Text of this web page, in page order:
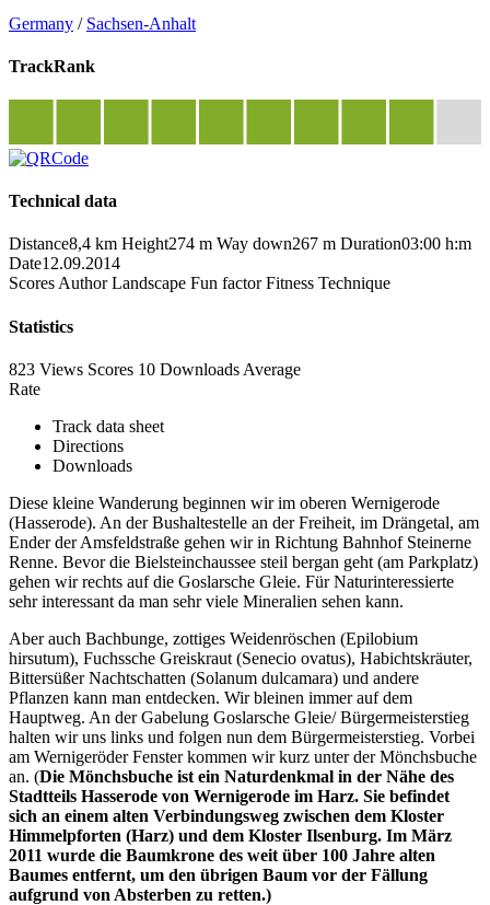
Germany / Sachsen-Anhalt
TrackRank
Technical data
Distance8,4 km Height274 m Way down267 m Duration03:00 h:m
Date12.09.2014
Scores Author Landscape Fun factor Fitness Technique
Statistics
823 Views Scores 10 Downloads Average
Rate
Track data sheet
Directions
Downloads
Diese kleine Wanderung beginnen wir im oberen Wernigerode
(Hasserode). An der Bushaltestelle an der Freiheit, im Drängetal, am
Ender der Amsfeldstraße gehen wir in Richtung Bahnhof Steinerne
Renne. Bevor die Bielsteinchaussee steil bergan geht (am Parkplatz)
gehen wir rechts auf die Goslarsche Gleie. Für Naturinteressierte
sehr interessant da man sehr viele Mineralien sehen kann.
Aber auch Bachbunge, zottiges Weidenröschen (Epilobium
hirsutum), Fuchssche Greiskraut (Senecio ovatus), Habichtskräuter,
Bittersüßer Nachtschatten (Solanum dulcamara) und andere
Pflanzen kann man entdecken. Wir bleinen immer auf dem
Hauptweg. An der Gabelung Goslarsche Gleie/ Bürgermeisterstieg
halten wir uns links und folgen nun dem Bürgermeisterstieg. Vorbei
am Wernigeröder Fenster kommen wir kurz unter der Mönchsbuche
an. (Die Mönchsbuche ist ein Naturdenkmal in der Nähe des
Stadtteils Hasserode von Wernigerode im Harz. Sie befindet
sich an einem alten Verbindungsweg zwischen dem Kloster
Himmelpforten (Harz) und dem Kloster Ilsenburg. Im März
2011 wurde die Baumkrone des weit über 100 Jahre alten
Baumes entfernt, um den übrigen Baum vor der Fällung
aufgrund von Absterben zu retten.)